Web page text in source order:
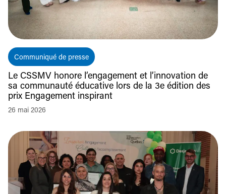
Communiqué de presse
Le CSSMV honore l’engagement et l’innovation de
sa communauté éducative lors de la 3e édition des
prix Engagement inspirant
26 mai 2026